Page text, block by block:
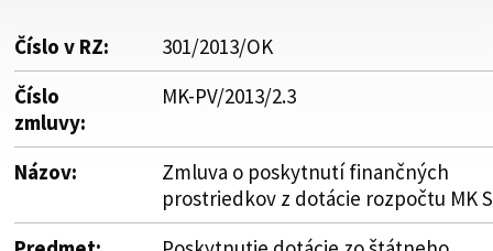
Číslo v RZ:
301/2013/OK
Číslo
zmluvy:
MK-PV/2013/2.3
Názov:
Zmluva o poskytnutí finančných
prostriedkov z dotácie rozpočtu MK